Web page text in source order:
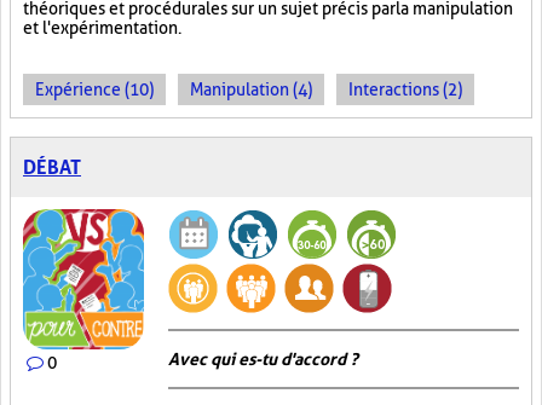
théoriques et procédurales sur un sujet précis par la manipulation
et l'expérimentation.
Expérience (10) Manipulation (4) Interactions (2)
DÉBAT
0 Avec qui es-tu d'accord ?